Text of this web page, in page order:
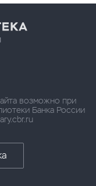
возможно при
Банка России